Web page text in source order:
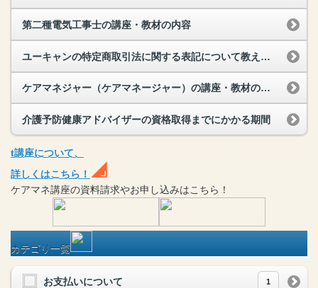
第二種電気工事士の講座・教材の内容
ユーキャンの特定商取引法に関する表記について教えてください
ケアマネジャー（ケアマネージャー）の講座・教材の内容
介護予防健康アドバイザーの資格取得までにかかる期間
t講座について、
詳しくはこちら！
ケアマネ講座の資料請求やお申し込みはこちら！
カテゴリ一覧
お支払いについて 1